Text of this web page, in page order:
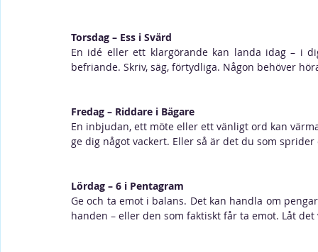
Torsdag – Ess i Svärd
En idé eller ett klargörande kan landa idag – i
befriande. Skriv, säg, förtydliga. Någon behöver
Fredag – Riddare i Bägare
En inbjudan, ett möte eller ett vänligt ord kan
ge dig något vackert. Eller så är det du som
Lördag – 6 i Pentagram
Ge och ta emot i balans. Det kan handla om
handen – eller den som faktiskt får ta emot. Låt